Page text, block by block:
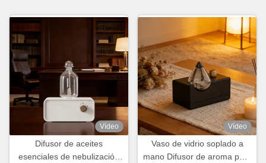
Vídeo
Difusor de aceites
esenciales de nebulización
Vídeo
Vaso de vidrio soplado a
mano Difusor de aroma para